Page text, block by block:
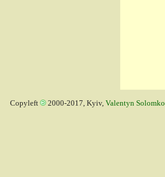
Copyleft 2000-2017, Kyiv, Valentyn Solomko